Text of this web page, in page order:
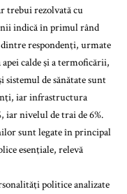
trebui rezolvată cu
indică în primul rând
respondenţi, urmate
calde şi a termoficării,
sistemul de sănătate sunt
iar infrastructura
iar nivelul de trai de 6%.
sunt legate în principal
esenţiale, relevă
politice analizate